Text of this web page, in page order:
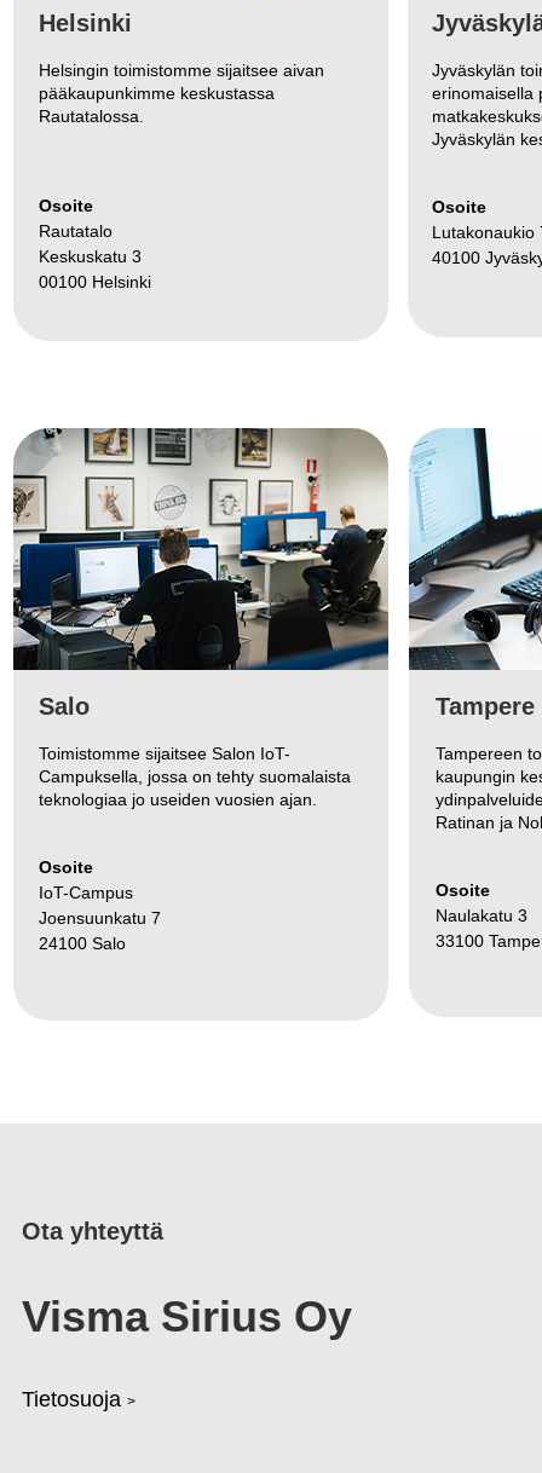
Helsinki
Helsingin toimistomme sijaitsee aivan
pääkaupunkimme keskustassa
Rautatalossa.
Osoite
Rautatalo
Keskuskatu 3
00100 Helsinki
Jyväskylän
erinomaisella
Jyväskylän
Osoite
Lutakonaukio
40100
Salo
Toimistomme sijaitsee Salon IoT-
Campuksella, jossa on tehty suomalaista
teknologiaa jo useiden vuosien ajan.
Osoite
IoT-Campus
Joensuunkatu 7
24100 Salo
Tampere
Tampereen
kaupungin
Ratinan ja
Osoite
Naulakatu 3
33100
Ota yhteyttä
Visma Sirius Oy
Tietosuoja>